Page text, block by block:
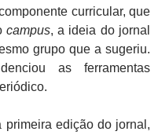
curricular, que
campus, a ideia do jornal
grupo que a sugeriu.
as ferramentas
edição do jornal,